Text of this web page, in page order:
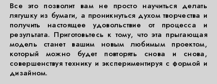
Все это позволит вам не просто научиться делать
лягушку из бумаги, а проникнуться духом творчества и
получить настоящее удовольствие от процесса и
результата. Приготовьтесь к тому, что эта прыгающая
модель станет вашим новым любимым проектом,
который можно будет повторять снова и снова,
совершенствуя технику и экспериментируя с формой и
дизайном.